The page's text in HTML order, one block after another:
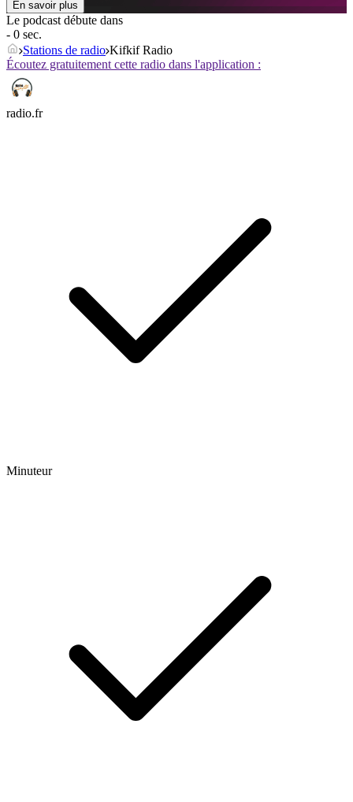
En savoir plus
Le podcast débute dans
- 0 sec.
Stations de radio Kifkif Radio
Écoutez gratuitement cette radio dans l'application :
radio.fr
Minuteur